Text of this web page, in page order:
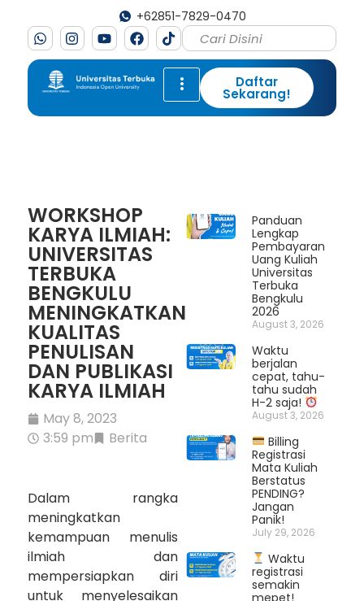
+62851-7829-0470
Daftar
Sekarang!
WORKSHOP
KARYA ILMIAH:
UNIVERSITAS
TERBUKA
BENGKULU
MENINGKATKAN
KUALITAS
PENULISAN
DAN PUBLIKASI
KARYA ILMIAH
May 8, 2023
3:59 pm
Berita
Dalam rangka
meningkatkan
kemampuan menulis
ilmiah dan
mempersiapkan diri
untuk menyelesaikan
Panduan
Lengkap
Pembayaran
Uang Kuliah
Universitas
Terbuka
Bengkulu
2026
August 3, 2026
Waktu
berjalan
cepat, tahu-
tahu sudah
H-2 saja!
August 3, 2026
Billing
Registrasi
Mata Kuliah
Berstatus
PENDING?
Jangan
Panik!
July 29, 2026
Waktu
registrasi
semakin
mepet!